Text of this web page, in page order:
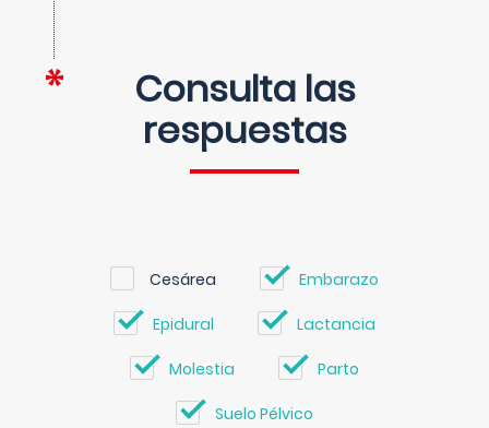
Consulta las
respuestas
Cesárea Embarazo
Epidural Lactancia
Molestia Parto
Suelo Pélvico